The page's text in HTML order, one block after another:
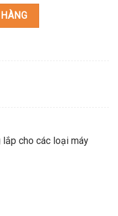
lắp cho các loại máy